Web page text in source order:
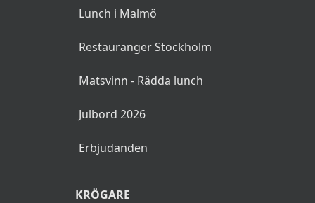
Lunch i Malmö
Restauranger Stockholm
Matsvinn - Rädda lunch
Julbord 2026
Erbjudanden
KRÖGARE